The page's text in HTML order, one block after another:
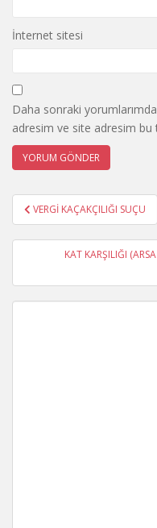
İnternet sitesi
Daha sonraki
adresim ve site adresim bu
Yazı
gezinmesi
VERGİ KAÇAKÇILIĞI SUÇU
KAT KARŞILIĞI